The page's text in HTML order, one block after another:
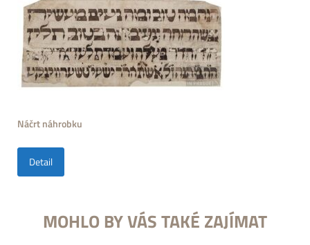
Náčrt náhrobku
Detail
MOHLO BY VÁS TAKÉ ZAJÍMAT